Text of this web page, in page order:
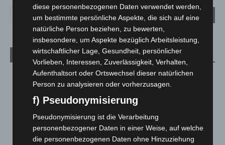
Aktuelle Beiträge
Kunst trifft Weingenuss: Barbara-Susann Mehring zeigt ihre
Werke im Jacques’ Wein-Depot Isernhagen
8. August 2026
A2: Zweite Turbobaustelle startet zwischen Hannover-West
und Bothfeld
8. August 2026
diese personenbezogenen Daten verwendet werden,
um bestimmte persönliche Aspekte, die sich auf eine
natürliche Person beziehen, zu bewerten,
insbesondere, um Aspekte bezüglich Arbeitsleistung,
wirtschaftlicher Lage, Gesundheit, persönlicher
Vorlieben, Interessen, Zuverlässigkeit, Verhalten,
Aufenthaltsort oder Ortswechsel dieser natürlichen
Person zu analysieren oder vorherzusagen.
f) Pseudonymisierung
Pseudonymisierung ist die Verarbeitung
personenbezogener Daten in einer Weise, auf welche
die personenbezogenen Daten ohne Hinzuziehung